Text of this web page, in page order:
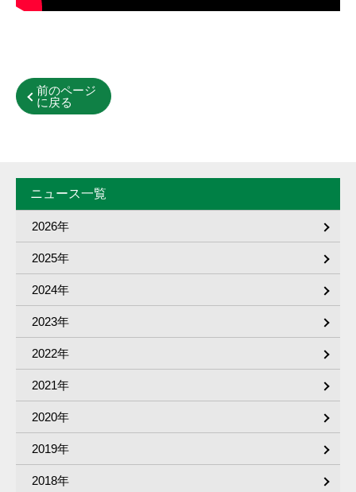
前のページ
に戻る
ニュース一覧
2026年
2025年
2024年
2023年
2022年
2021年
2020年
2019年
2018年